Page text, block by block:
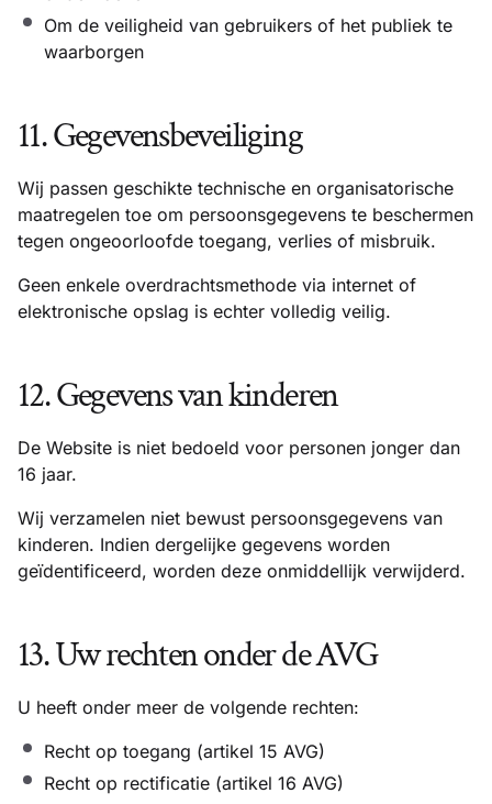
Om de veiligheid van gebruikers of het publiek te
waarborgen
11. Gegevensbeveiliging
Wij passen geschikte technische en organisatorische
maatregelen toe om persoonsgegevens te beschermen
tegen ongeoorloofde toegang, verlies of misbruik.
Geen enkele overdrachtsmethode via internet of
elektronische opslag is echter volledig veilig.
12. Gegevens van kinderen
De Website is niet bedoeld voor personen jonger dan
16 jaar.
Wij verzamelen niet bewust persoonsgegevens van
kinderen. Indien dergelijke gegevens worden
geïdentificeerd, worden deze onmiddellijk verwijderd.
13. Uw rechten onder de AVG
U heeft onder meer de volgende rechten:
Recht op toegang (artikel 15 AVG)
Recht op rectificatie (artikel 16 AVG)